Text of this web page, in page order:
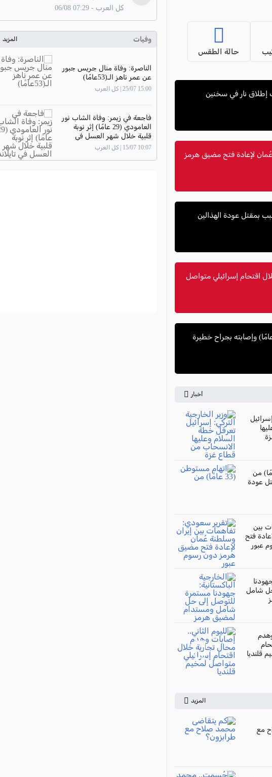
حالة الطقس
لإعادة فتح مضيق هرمز
اقتحام إسرائيلي متواصل
اعتقال شخص بشبهة طعن فتى (16 عامًا) وإصابته بجراح خطيرة
أخبار
(33 عامًا) من
عودة
بين
فتح
عبور
شامل
قلنديا
المزيد
مع
كل العرب - 07:29 06/08
وفيات المزيد
الناصرة: وفاة منال جريس جبور
عن عمر ناهز الـ(53عامًا)
15:00 25/07 | كل العرب
فاجعة في زيمر: وفاة الشاب نور
العامودي (29 عامًا) إثر نوبة
قلبية خلال شهر العسل في
تايلاند
10:07 15/07 | كل العرب